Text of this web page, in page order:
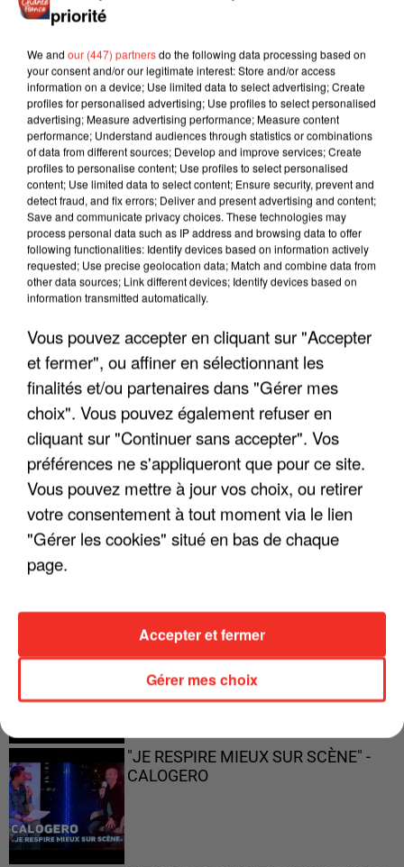
FRANCE
"JE SUIS À DISPOSITION DES
ENFOIRÉS"
"ON A TOUS LE TRAC"
"ON N'EST PAS DES PARENTS
PARFAITS"
"JE RESPIRE MIEUX SUR SCÈNE" -
CALOGERO
priorité
We and our (447) partnersdo the following data processing based on
your consent and/or our legitimate interest: Store and/or access
information on a device; Use limited data to select advertising; Create
profiles for personalised advertising; Use profiles to select personalised
advertising; Measure advertising performance; Measure content
performance; Understand audiences through statistics or combinations
of data from different sources; Develop and improve services; Create
profiles to personalise content; Use profiles to select personalised
content; Use limited data to select content; Ensure security, prevent and
detect fraud, and fix errors; Deliver and present advertising and content;
Save and communicate privacy choices. These technologies may
process personal data such as IP address and browsing data to offer
following functionalities: Identify devices based on information actively
requested; Use precise geolocation data; Match and combine data from
other data sources; Link different devices; Identify devices based on
information transmitted automatically.
Vous pouvez accepter en cliquant sur "Accepter
et fermer", ou affiner en sélectionnant les
finalités et/ou partenaires dans "Gérer mes
choix". Vous pouvez également refuser en
cliquant sur "Continuer sans accepter". Vos
préférences ne s'appliqueront que pour ce site.
Vous pouvez mettre à jour vos choix, ou retirer
votre consentement à tout moment via le lien
"Gérer les cookies" situé en bas de chaque
page.
Gérer mes choix
Accepter et fermer